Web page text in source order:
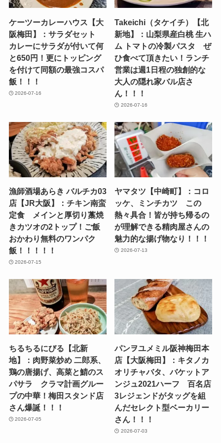
ケーツーカレーハウス【大
阪梅田】：サラダセット
カレーにサラダが付いて何
と650円！更にトッピング
を付けて同額の最強コスパ
飯！！！
2026-07-16
Takeichi（タケイチ）【北
新地】：山梨県産白桃 生ハ
ム トマトの冷製パスタ ぜ
ひ食べて頂きたい！ランチ
営業は週1日程の独創的な
大人の隠れ家バル店さ
ん！！！
2026-07-16
漁師酒場あらき バルチカ03
店【JR大阪】：チキン南蛮
定食 メインと厚切り藁焼
きカツオの2トップ！ご飯
おかわり無料のワンパク
飯！！！！！
2026-07-15
ヤマタツ【中崎町】：コロ
ッケ、ミンチカツ この
熱々具合！皆が持ち帰るの
が理解できる精肉屋さんの
魅力的な揚げ物なり！！！
2026-07-13
ちるちるにびる【北新
地】：肉野菜炒め 二郎系、
鶏の唐揚げ、高菜と鯖のス
パサラ クラマ計画グルー
プの中華！梅田スタンド店
さん爆誕！！！
2026-07-05
パンヲユメミル阪神梅田本
店【大阪梅田】：キタノカ
オリチャバタ、バケットア
ンジュ2021ハーフ 百名店
3レジェンドがタッグを組
んだセレクト型ベーカリー
さん！！！
2026-07-03